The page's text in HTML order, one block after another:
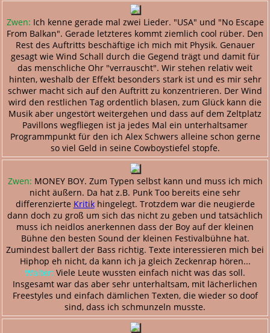
Zwen: Ich kenne gerade mal zwei Lieder. "USA" und "No Escape
From Balkan". Gerade letzteres kommt ziemlich cool rüber. Den
Rest des Auftritts beschäftige ich mich mit Physik. Genauer
gesagt wie Wind Schall durch die Gegend trägt und damit für
das menschliche Ohr "verrauscht". Wir stehen relativ weit
hinten, weshalb der Effekt besonders stark ist und es mir sehr
schwer macht sich auf den Auftritt zu konzentrieren. Der Wind
wird den restlichen Tag ordentlich blasen, zum Glück kann die
Musik aber ungestört weitergehen und dass auf dem Zeltplatz
Pavillons wegfliegen ist ja jedes Mal ein unterhaltsamer
Programmpunkt für den ich Alex Schwers alleine schon gerne
so viel Geld in seine Cowboystiefel stopfe.
Zwen: MONEY BOY. Zum Typen selbst kann und muss ich mich
nicht äußern. Da hat z.B. Punk Too bereits eine sehr
differenzierte Kritikhingelegt. Trotzdem war die neugierde
dann doch zu groß um sich das nicht zu geben und tatsächlich
muss ich neidlos anerkennen dass der Boy auf der kleinen
Bühne den besten Sound der kleinen Festivalbühne hat.
Zumindest ballert der Bass richtig. Texte interessieren mich bei
Hiphop eh nicht, da kann ich ja gleich Zeckenrap hören...
Walter: Viele Leute wussten einfach nicht was das soll.
Insgesamt war das aber sehr unterhaltsam, mit lächerlichen
Freestyles und einfach dämlichen Texten, die wieder so doof
sind, dass ich schmunzeln musste.